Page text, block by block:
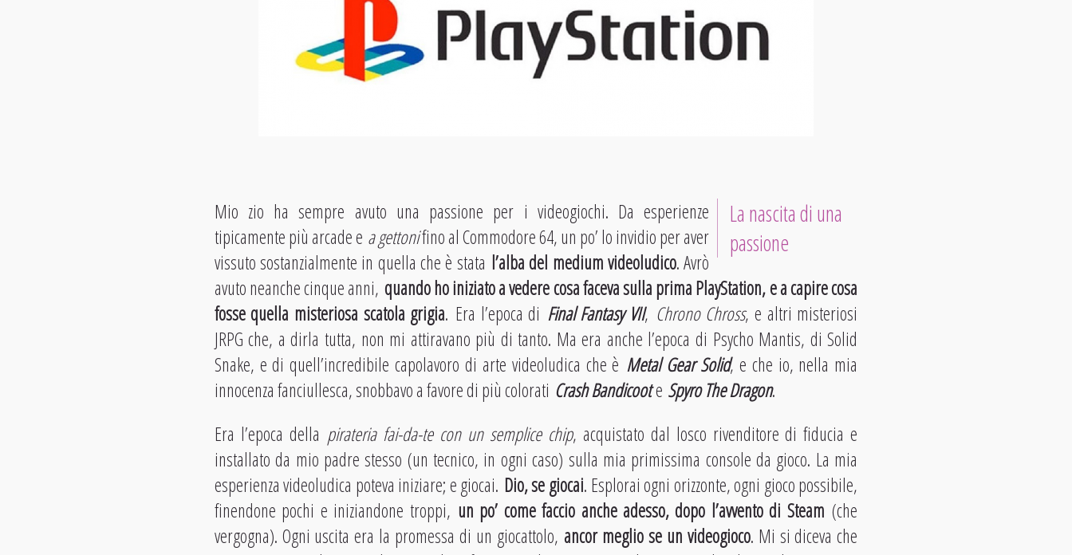
La nascita di una
passione
Mio zio ha sempre avuto una passione per i videogiochi. Da esperienze
tipicamente più arcade e a gettonifino al Commodore 64, un po’ lo invidio per aver
vissuto sostanzialmente in quella che è stata l’alba del medium videoludico. Avrò
avuto neanche cinque anni, quando ho iniziato a vedere cosa faceva sulla prima PlayStation, e a capire cosa
fosse quella misteriosa scatola grigia. Era l’epoca di Final Fantasy VII, Chrono Chross, e altri misteriosi
JRPG che, a dirla tutta, non mi attiravano più di tanto. Ma era anche l’epoca di Psycho Mantis, di Solid
Snake, e di quell’incredibile capolavoro di arte videoludica che è Metal GearSolid, e che io, nella mia
innocenza fanciullesca, snobbavo a favore di più colorati CrashBandicoote Spyro The Dragon.
Era l’epoca della pirateria fai-da-te con un semplice chip, acquistato dal losco rivenditore di fiducia e
installato da mio padre stesso (un tecnico, in ogni caso) sulla mia primissima console da gioco. La mia
esperienza videoludica poteva iniziare; e giocai. Dio, se giocai. Esplorai ogni orizzonte, ogni gioco possibile,
finendone pochi e iniziandone troppi, un po’ come faccio anche adesso, dopo l’avvento di Steam(che
vergogna). Ogni uscita era la promessa di un giocattolo,ancor meglio se un videogioco. Mi si diceva che